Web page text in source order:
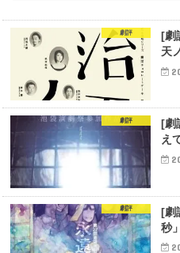
劇評
[劇
天
劇評
[劇
え
劇評
[劇
秒